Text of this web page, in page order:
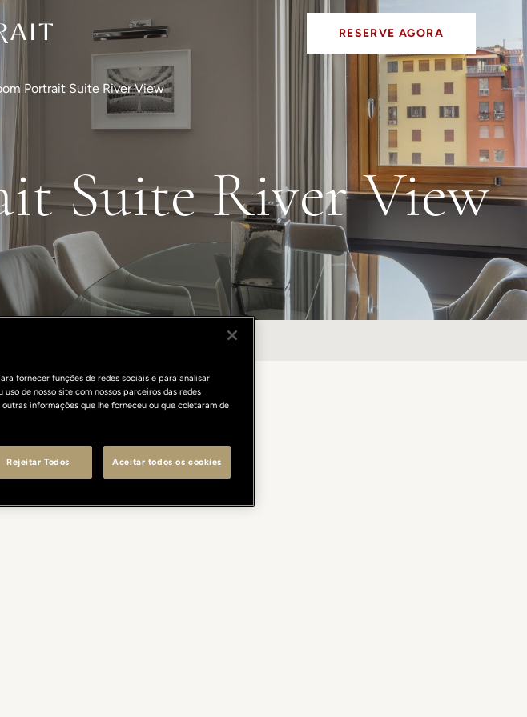
RESERVE AGORA
Portrait Suite River View
Suite River View
fornecer funções de redes sociais e para analisar
de nosso site com nossos parceiros das redes
informações que lhe forneceu ou que coletaram de
Rejeitar Todos Aceitar todos os cookies